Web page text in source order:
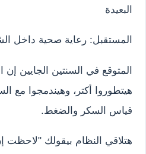
البعيدة
المستقبل: رعاية صحية داخل
المتوقع في السنتين الجايين إن
هيتطوروا أكتر، وهيندمجوا مع
قياس السكر والضغط.